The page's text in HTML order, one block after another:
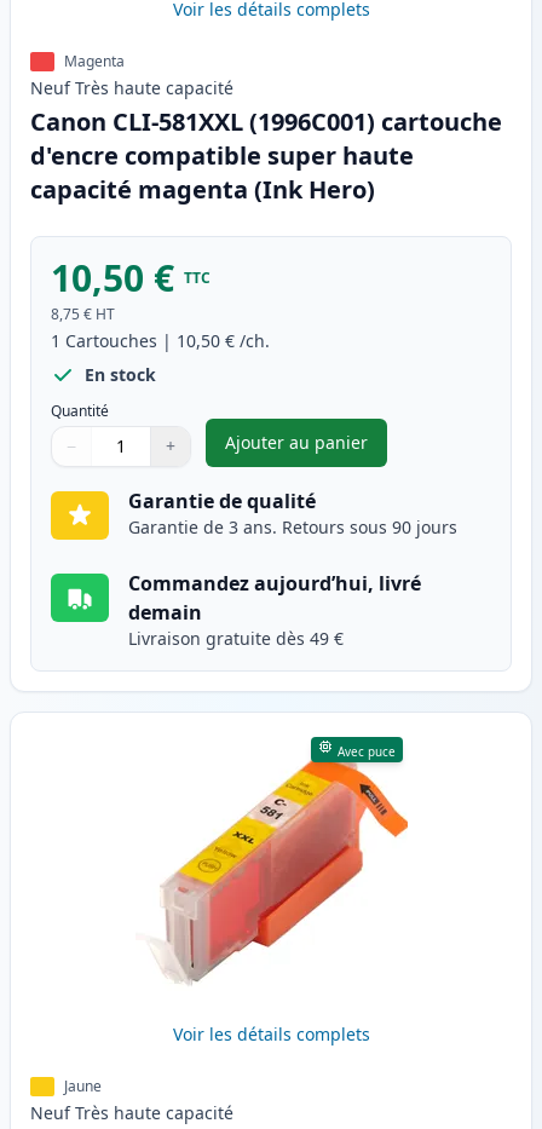
Voir les détails complets
Magenta
Neuf Très haute capacité
Canon CLI-581XXL (1996C001) cartouche
d'encre compatible super haute
capacité magenta (Ink Hero)
10,50 € TTC
8,75 € HT
1 Cartouches | 10,50 € /ch.
En stock
Quantité
Quantité
Utilisez les boutons pour ajuster
− +
Quantité
Ajouter au panier
,Canon CLI-581XXL
Garantie de qualité
Garantie de 3 ans. Retours sous 90 jours
Commandez aujourd’hui, livré
demain
Livraison gratuite dès 49 €
Avec puce
Voir les détails complets
Jaune
Neuf Très haute capacité